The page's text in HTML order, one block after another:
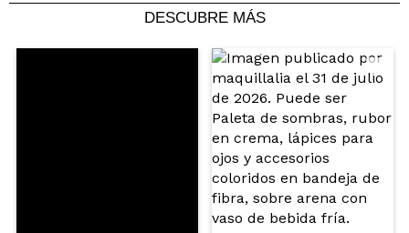
Compartir un vídeo o una foto
Tu vídeo podría ser el primero. Imagínatelo...
¿Recomendarías su compra? Si No
5/5
DESCUBRE MÁS